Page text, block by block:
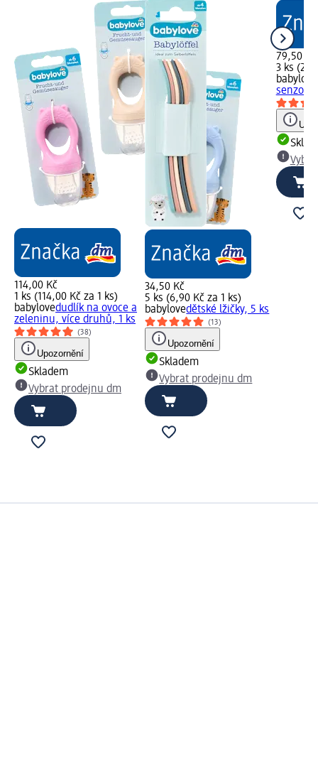
114,00 Kč
1 ks (114,00 Kč za 1 ks)
babylovedudlík na ovoce a
zeleninu, více druhů, 1 ks
(38)
Upozornění
Skladem
Vybrat prodejnu dm
34,50 Kč
5 ks (6,90 Kč za 1 ks)
babylovedětské lžičky, 5 ks
(13)
Upozornění
Skladem
Vybrat prodejnu dm
79,50 Kč
3 ks
babylove